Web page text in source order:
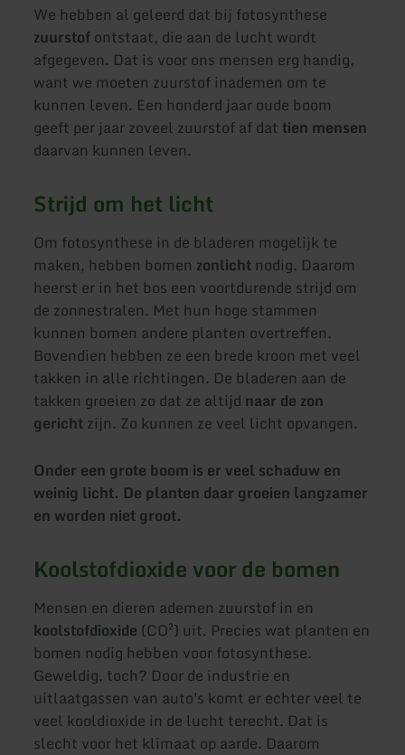
We hebben al geleerd dat bij fotosynthese
zuurstofontstaat, die aan de lucht wordt
afgegeven. Dat is voor ons mensen erg handig,
want we moeten zuurstof inademen om te
kunnen leven. Een honderd jaar oude boom
geeft per jaar zoveel zuurstof af dat tien mensen
daarvan kunnen leven.
Strijd om het licht
Om fotosynthese in de bladeren mogelijk te
maken, hebben bomen zonlicht nodig. Daarom
heerst er in het bos een voortdurende strijd om
de zonnestralen. Met hun hoge stammen
kunnen bomen andere planten overtreffen.
Bovendien hebben ze een brede kroon met veel
takken in alle richtingen. De bladeren aan de
takken groeien zo dat ze altijd naar de zon
gerichtzijn. Zo kunnen ze veel licht opvangen.
Onder een grote boom is er veel schaduw en
weinig licht. De planten daar groeien langzamer
en worden niet groot.
Koolstofdioxide voor de bomen
Mensen en dieren ademen zuurstof in en
koolstofdioxide (CO²) uit. Precies wat planten en
bomen nodig hebben voor fotosynthese.
Geweldig, toch? Door de industrie en
uitlaatgassen van auto's komt er echter veel te
veel kooldioxide in de lucht terecht. Dat is
slecht voor het klimaat op aarde. Daarom